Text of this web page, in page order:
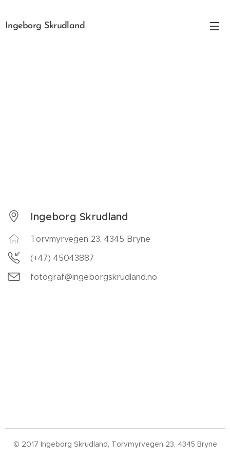
Ingeborg Skrudland
Ingeborg Skrudland
Torvmyrvegen 23, 4345 Bryne
(+47) 45043887
fotograf@ingeborgskrudland.no
© 2017 Ingeborg Skrudland, Torvmyrvegen 23, 4345 Bryne